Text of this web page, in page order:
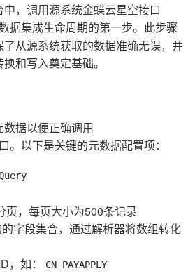
，调用源系统金蝶云星空接口
据集成生命周期的第一步。此步骤
从源系统获取的数据准确无误，并
和写入奠定基础。
据以便正确调用
。以下是关键的元数据配置项：
页，每页大小为500条记录
字段集合，通过解析器将数组转化
，如： CN_PAYAPPLY